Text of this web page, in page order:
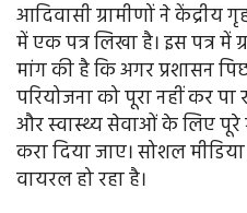
आदिवासी ग्रामीणों ने केंद्रीय
में एक पत्र लिखा है। इस पत्र में
मांग की है कि अगर प्रशासन
परियोजना को पूरा नहीं कर
और स्वास्थ्य सेवाओं के लिए पूरे
करा दिया जाए। सोशल
वायरल हो रहा है।